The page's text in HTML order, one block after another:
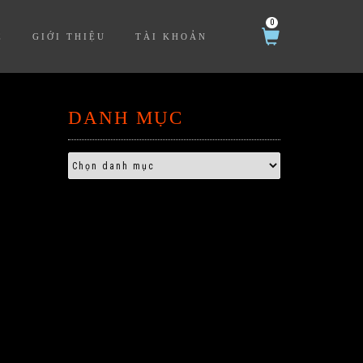
GIỚI THIỆU TÀI KHOẢN
0
DANH MỤC